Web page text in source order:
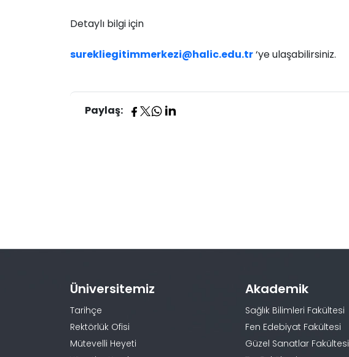
Detaylı bilgi için
surekliegitimmerkezi@halic.edu.tr​‘ye ulaşabilirsiniz.​
Paylaş:
Üniversitemiz
Tarihçe
Rektörlük Ofisi
Mütevelli Heyeti
Akademik
Sağlık Bilimleri Fakültesi
Fen Edebiyat Fakültesi
Güzel Sanatlar Fakültesi